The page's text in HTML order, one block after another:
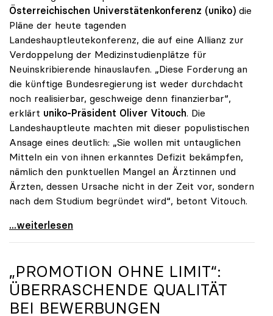
Österreichischen Universtätenkonferenz (uniko) die
Pläne der heute tagenden
Landeshauptleutekonferenz, die auf eine Allianz zur
Verdoppelung der Medizinstudienplätze für
Neuinskribierende hinauslaufen. „Diese Forderung an
die künftige Bundesregierung ist weder durchdacht
noch realisierbar, geschweige denn finanzierbar“,
erklärt uniko-Präsident Oliver Vitouch. Die
Landeshauptleute machten mit dieser populistischen
Ansage eines deutlich: „Sie wollen mit untauglichen
Mitteln ein von ihnen erkanntes Defizit bekämpfen,
nämlich den punktuellen Mangel an Ärztinnen und
Ärzten, dessen Ursache nicht in der Zeit vor, sondern
nach dem Studium begründet wird“, betont Vitouch.
Vitouch zu Studienplätzen: „Untaugliche Vorschläge
...weiterlesen
„PROMOTION OHNE LIMIT“:
ÜBERRASCHENDE QUALITÄT
BEI BEWERBUNGEN